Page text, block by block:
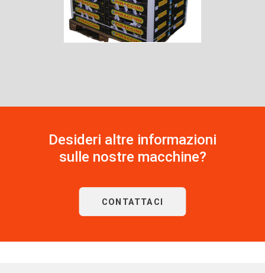
Desideri altre informazioni
sulle nostre macchine?
CONTATTACI